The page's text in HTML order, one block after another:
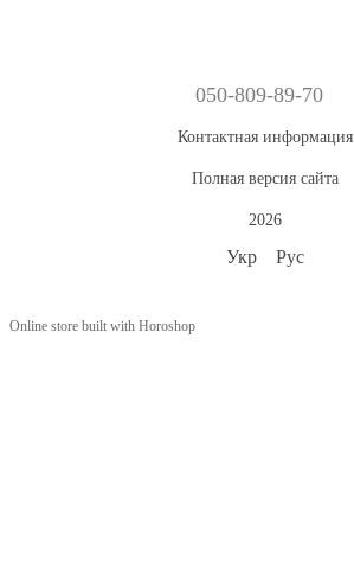
050-809-89-70
Контактная информация
Полная версия сайта
2026
Укр Рус
Online store built with Horoshop